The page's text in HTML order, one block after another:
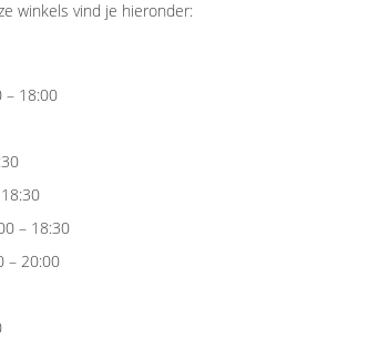
winkels vind je hieronder:
– 18:00
– 18:30
– 20:00